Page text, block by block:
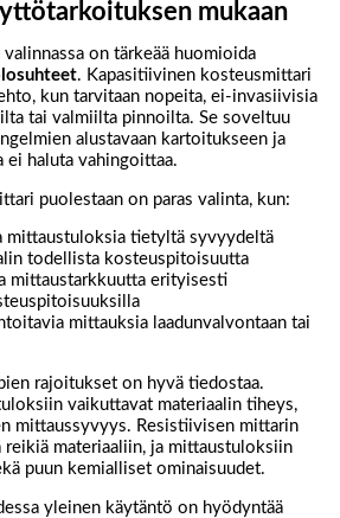
mukaan
on tärkeää huomioida
. Kapasitiivinen kosteusmittari
kun tarvitaan nopeita, ei-invasiivisia
tai valmiilta pinnoilta. Se soveltuu
alustavaan kartoitukseen ja
ei haluta vahingoittaa.
puolestaan on paras valinta, kun:
mittaustuloksia tietyltä syvyydeltä
todellista kosteuspitoisuutta
mittaustarkkuutta erityisesti
mittauksia laadunvalvontaan tai
rajoitukset on hyvä tiedostaa.
vaikuttavat materiaalin tiheys,
mittaussyvyys. Resistiivisen mittarin
reikiä materiaaliin, ja mittaustuloksiin
puun kemialliset ominaisuudet.
yleinen käytäntö on hyödyntää